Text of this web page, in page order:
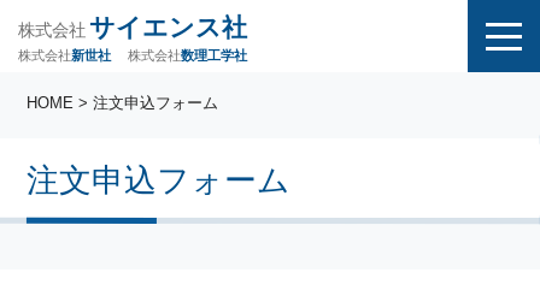
株式会社 サイエンス社
株式会社新世社 株式会社数理工学社
注文申込フォーム
HOME > 注文申込フォーム